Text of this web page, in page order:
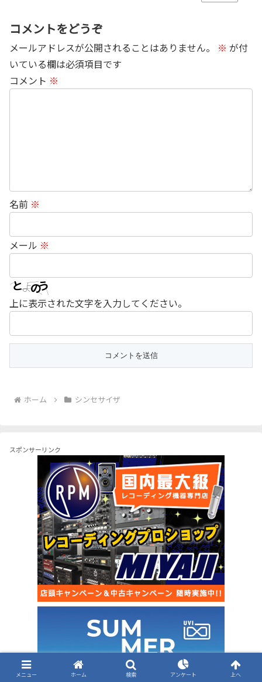
コメントをどうぞ
メールアドレスが公開されることはありません。 ※ が付
いている欄は必須項目です
コメント ※
名前 ※
メール ※
上に表示された文字を入力してください。
ホーム シンセサイザ
スポンサーリンク
メニュー ホーム 検索 アンケート 上へ